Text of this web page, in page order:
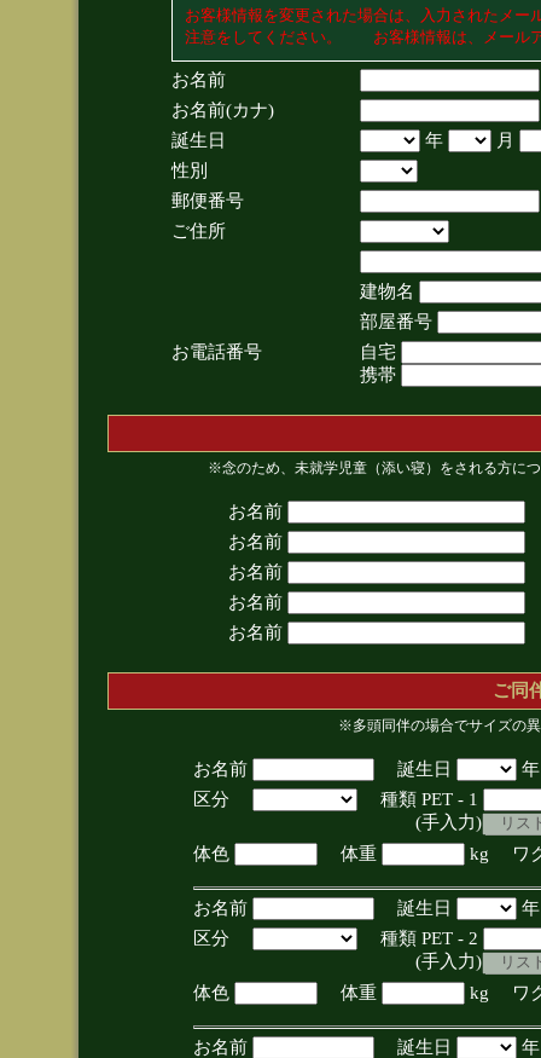
お客様情報を変更された場合は、入力されたメ
注意をしてください。 お客様情報は、メール
お名前
お名前(カナ)
誕生日
年
月
性別
郵便番号
ご住所
建物名
部屋番号
お電話番号
自宅
携帯
※念のため、未就学児童（添い寝）をされる方に
お名前
お名前
お名前
お名前
お名前
ご同
※多頭同伴の場合でサイズの
お名前 誕生日
区分
種類 PET - 1
(手入力)
体色
体重 kg ワ
お名前 誕生日
区分
種類 PET - 2
(手入力)
体色
体重 kg ワ
お名前 誕生日